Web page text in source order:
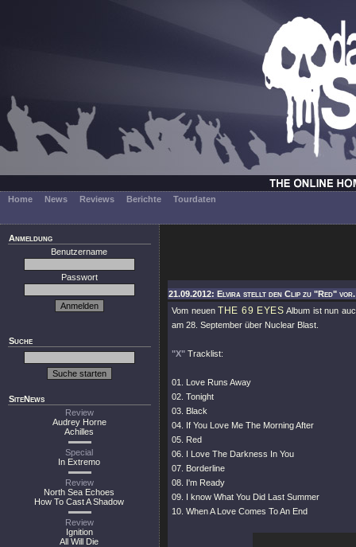
Home News Reviews Berichte Tourdaten
Anmeldung
Benutzername
Passwort
Suche
SiteNews
Review
Audrey Horne
Achilles
Special
In Extremo
Review
North Sea Echoes
How To Cast A Shadow
Review
Ignition
All Will Die
21.09.2012: Elvira stellt den Clip zu "Red" vor.
Vom neuenTHE 69 EYES Album ist nun
am 28. September über Nuclear Blast.
"X" Tracklist:
01. Love Runs Away
02. Tonight
03. Black
04. If You Love Me The Morning After
05. Red
06. I Love The Darkness In You
07. Borderline
08. I'm Ready
09. I know What You Did Last Summer
10. When A Love Comes To An End